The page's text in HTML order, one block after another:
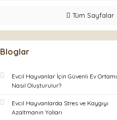
Tüm Sayfalar
Bloglar
Evcil Hayvanlar İçin Güvenli Ev Ortamı
Nasıl Oluşturulur?
Evcil Hayvanlarda Stres ve Kaygıyı
Azaltmanın Yolları